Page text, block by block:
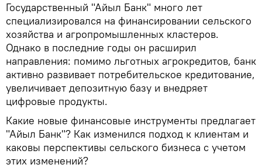
Государственный "Айыл Банк" много лет
специализировался на финансировании сельского
хозяйства и агропромышленных кластеров.
Однако в последние годы он расширил
направления: помимо льготных агрокредитов, банк
активно развивает потребительское кредитование,
увеличивает депозитную базу и внедряет
цифровые продукты.
Какие новые финансовые инструменты предлагает
"Айыл Банк"? Как изменился подход к клиентам и
каковы перспективы сельского бизнеса с учетом
этих изменений?